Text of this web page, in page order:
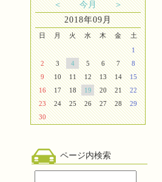
＜ 今月
＞
2018年09月
日 月 火 水 木 金
土
1
2
3 4 5 6 7
8
9
10 11 12 13 14
15
16
17 18 19 20 21
22
23
24 25 26 27 28
29
30
ページ内検索